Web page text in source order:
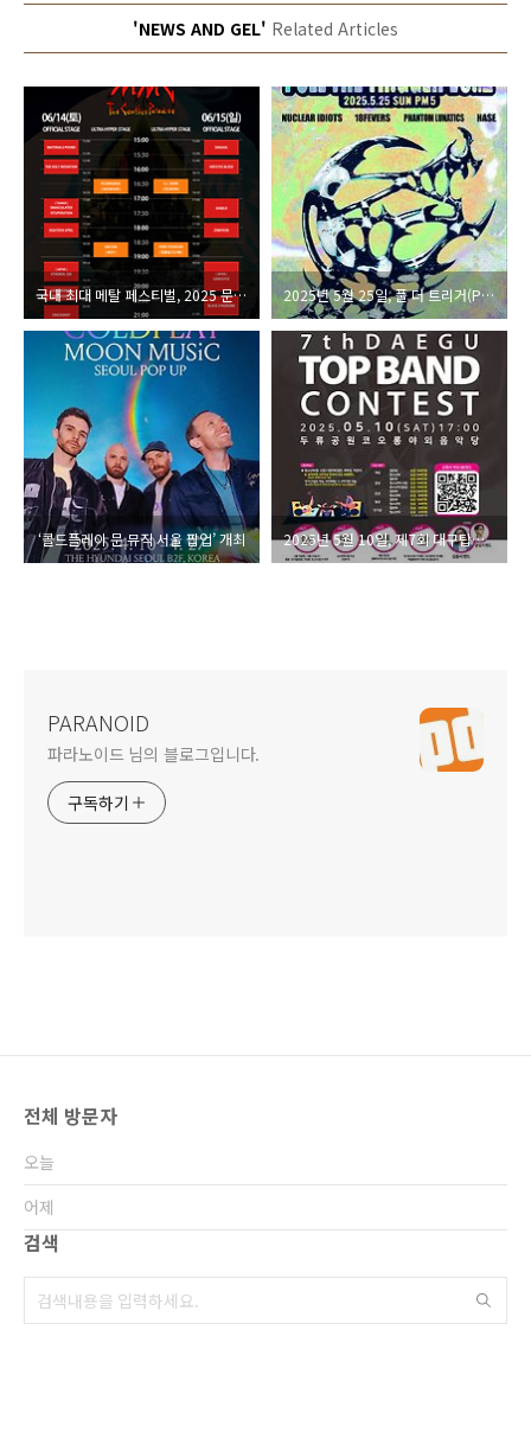
'NEWS AND GEL' Related Articles
국내 최대 메탈 페스티벌, 2025 문래메탈시티(MMC) 개최 2025년 5월 25일, 풀 더 트리거(Pull The Trigger Vol.2) 개최
‘콜드플레이 문 뮤직 서울 팝업’ 개최 2025년 5월 10일, 제7회 대구탑밴드경연대회 개최
PARANOID
파라노이드 님의 블로그입니다.
구독하기
전체 방문자
오늘
어제
검색